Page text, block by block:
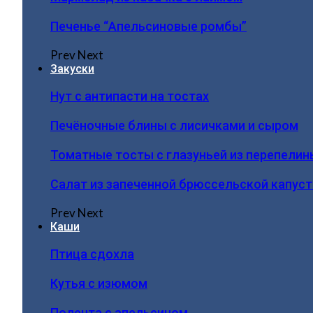
Печенье “Апельсиновые ромбы”
PrevNext
Закуски
Нут с антипасти на тостах
Печёночные блины с лисичками и сыром
Томатные тосты с глазуньей из
Салат из запеченной брюссельской
PrevNext
Каши
Птица сдохла
Кутья с изюмом